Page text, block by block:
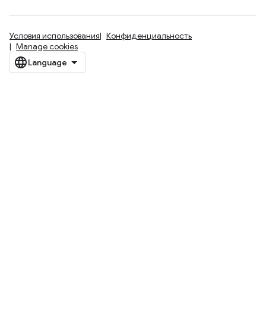
Условия использования
Конфиденциальность
Manage cookies